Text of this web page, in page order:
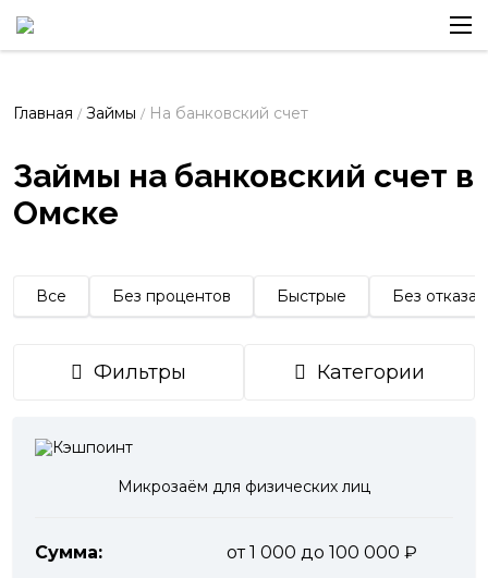
Главная / Займы / На банковский счет
Займы на банковский счет в
Омске
Все Без процентов Быстрые Без отказа
Фильтры Категории
Микрозаём для физических лиц
Сумма:
от 1 000 до 100 000